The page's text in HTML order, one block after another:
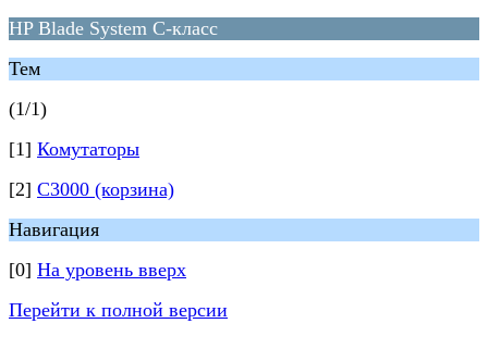
HP Blade System C-класс
Тем
(1/1)
[1] Комутаторы
[2] С3000 (корзина)
Навигация
[0] На уровень вверх
Перейти к полной версии